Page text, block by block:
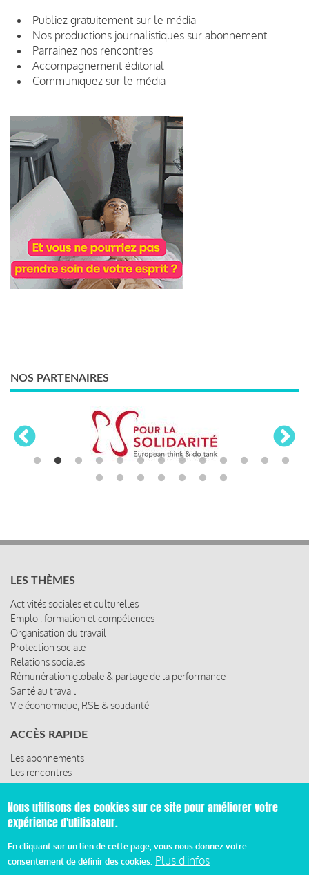
Publiez gratuitement sur le média
Nos productions journalistiques sur abonnement
Parrainez nos rencontres
Accompagnement éditorial
Communiquez sur le média
NOS PARTENAIRES
LES THÈMES
Activités sociales et culturelles
Emploi, formation et compétences
Organisation du travail
Protection sociale
Relations sociales
Rémunération globale & partage de la performance
Santé au travail
Vie économique, RSE & solidarité
ACCÈS RAPIDE
Les abonnements
Les rencontres
Les ressources
© 2019 Miroir Social - Réalisé parCafffeine
Nous utilisons des cookies sur ce site pour améliorer votre
expérience d'utilisateur.
En cliquant sur un lien de cette page, vous nous donnez votre
consentement de définir des cookies. Plus d'infos